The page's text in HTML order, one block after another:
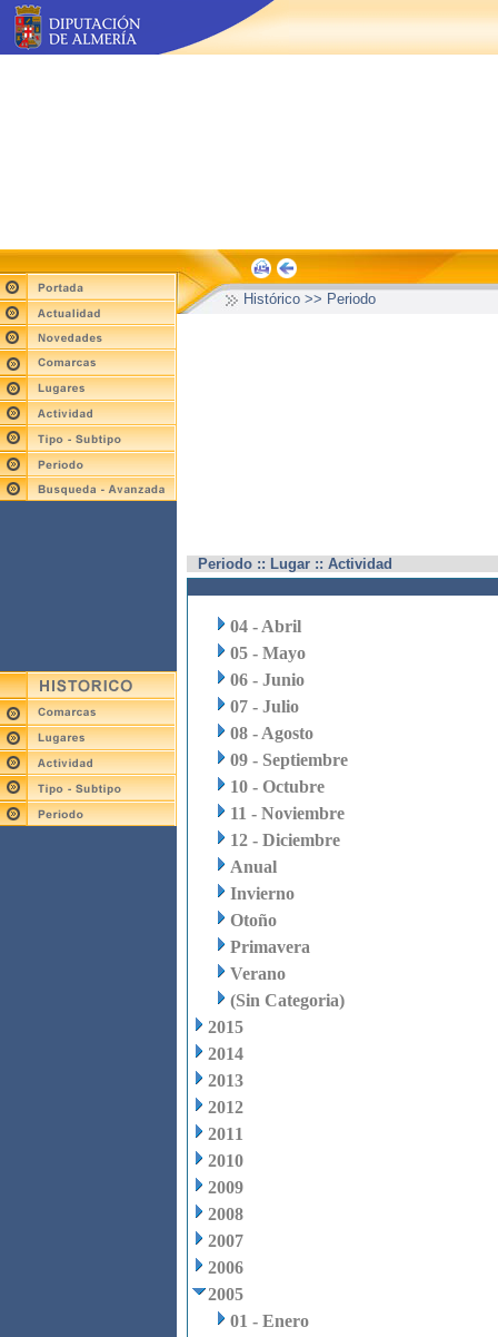
Histórico >> Periodo
Periodo :: Lugar :: Actividad
04 - Abril
05 - Mayo
06 - Junio
07 - Julio
08 - Agosto
09 - Septiembre
10 - Octubre
11 - Noviembre
12 - Diciembre
Anual
Invierno
Otoño
Primavera
Verano
(Sin Categoria)
2015
2014
2013
2012
2011
2010
2009
2008
2007
2006
2005
01 - Enero